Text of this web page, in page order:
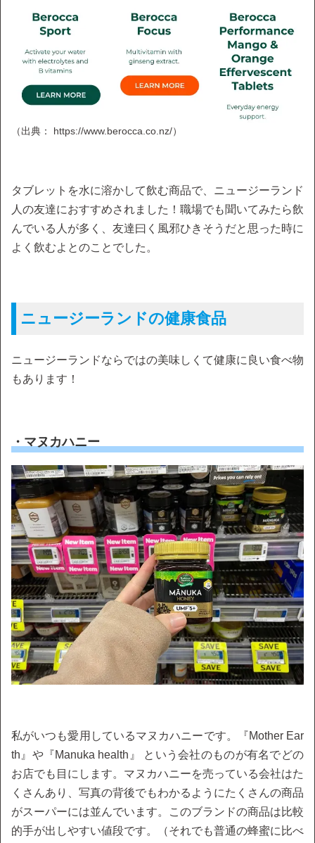
（出典： https://www.berocca.co.nz/）
タブレットを水に溶かして飲む商品で、ニュージーランド
人の友達におすすめされました！職場でも聞いてみたら飲
んでいる人が多く、友達曰く風邪ひきそうだと思った時に
よく飲むよとのことでした。
ニュージーランドの健康食品
ニュージーランドならではの美味しくて健康に良い食べ物
もあります！
・マヌカハニー
私がいつも愛用しているマヌカハニーです。『Mother Ear
th』や『Manuka health』 という会社のものが有名でどの
お店でも目にします。マヌカハニーを売っている会社はた
くさんあり、写真の背後でもわかるようにたくさんの商品
がスーパーには並んでいます。このブランドの商品は比較
的手が出しやすい値段です。（それでも普通の蜂蜜に比べ